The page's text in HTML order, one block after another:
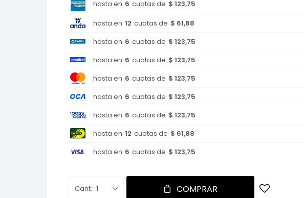
hasta en 6 cuotas de $ 123,75
hasta en 12 cuotas de $ 61,88
hasta en 6 cuotas de $ 123,75
hasta en 6 cuotas de $ 123,75
hasta en 6 cuotas de $ 123,75
hasta en 6 cuotas de $ 123,75
hasta en 6 cuotas de $ 123,75
hasta en 12 cuotas de $ 61,88
hasta en 6 cuotas de $ 123,75
1 COMPRAR